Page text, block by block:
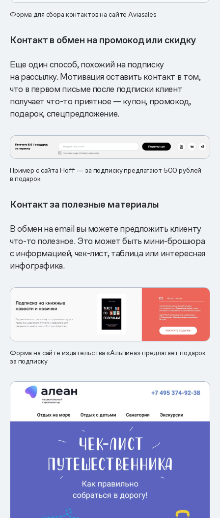
Форма для сбора контактов на сайте Aviasales
Контакт в обмен на промокод или скидку
Еще один способ, похожий на подписку
на рассылку. Мотивация оставить контакт в том,
что в первом письме после подписки клиент
получает что-то приятное — купон, промокод,
подарок, спецпредложение.
Пример с сайта Hoff — за подписку предлагают 500 рублей
в подарок
Контакт за полезные материалы
В обмен на email вы можете предложить клиенту
что-то полезное. Это может быть мини-брошюра
с информацией, чек-лист, таблица или интересная
инфографика.
Форма на сайте издательства «Альпина» предлагает подарок
за подписку